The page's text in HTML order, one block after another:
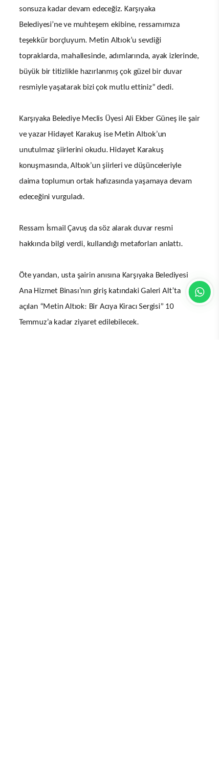
sonsuza kadar devam edeceğiz. Karşıyaka
Belediyesi’ne ve muhteşem ekibine, ressamımıza
teşekkür borçluyum. Metin Altıok’u sevdiği
topraklarda, mahallesinde, adımlarında, ayak izlerinde,
büyük bir titizlikle hazırlanmış çok güzel bir duvar
resmiyle yaşatarak bizi çok mutlu ettiniz” dedi.
Karşıyaka Belediye Meclis Üyesi Ali Ekber Güneş ile şair
ve yazar Hidayet Karakuş ise Metin Altıok’un
unutulmaz şiirlerini okudu. Hidayet Karakuş
konuşmasında, Altıok’un şiirleri ve düşünceleriyle
daima toplumun ortak hafızasında yaşamaya devam
edeceğini vurguladı.
Ressam İsmail Çavuş da söz alarak duvar resmi
hakkında bilgi verdi, kullandığı metaforları anlattı.
Öte yandan, usta şairin anısına Karşıyaka Belediyesi
Ana Hizmet Binası’nın giriş katındaki Galeri Alt’ta
açılan “Metin Altıok: Bir Acıya Kiracı Sergisi” 10
Temmuz’a kadar ziyaret edilebilecek.